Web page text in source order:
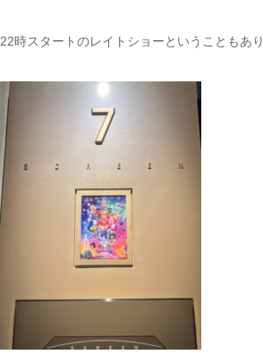
22時スタートのレイトショーということもあり